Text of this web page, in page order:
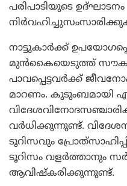
പരിപാടിയുടെ ഉദ്ഘാടനം
നാട്ടുകാര്‍ക്ക്
മുന്‍കൈയെടുത്ത്
പാവപ്പെട്ടവര്‍ക്ക്
മാറണം. കുടുംബമായി
വര്‍ധിക്കുന്നുണ്ട്.
ടൂറിസവും
ടൂറിസം വളര്‍ത്താനും
ആവിഷ്‌കരിക്കുന്നുണ്ട്.